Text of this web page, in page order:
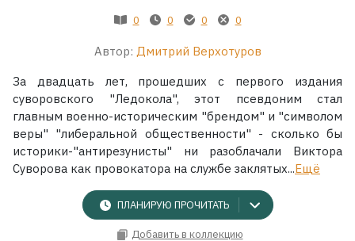
0 0 0 0
Автор: Дмитрий Верхотуров
За двадцать лет, прошедших с первого издания
суворовского "Ледокола", этот псевдоним стал
главным военно-историческим "брендом" и "символом
веры" "либеральной общественности" - сколько бы
историки-"антирезунисты" ни разоблачали Виктора
Суворова как провокатора на службе заклятых...Ещё
ПЛАНИРУЮ ПРОЧИТАТЬ
Добавить в коллекцию